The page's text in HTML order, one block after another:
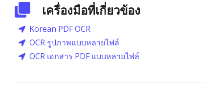
เครื่องมือที่เกี่ยวข้อง
Korean PDF OCR
OCR รูปภาพแบบหลายไฟล์
OCR เอกสาร PDF แบบหลายไฟล์